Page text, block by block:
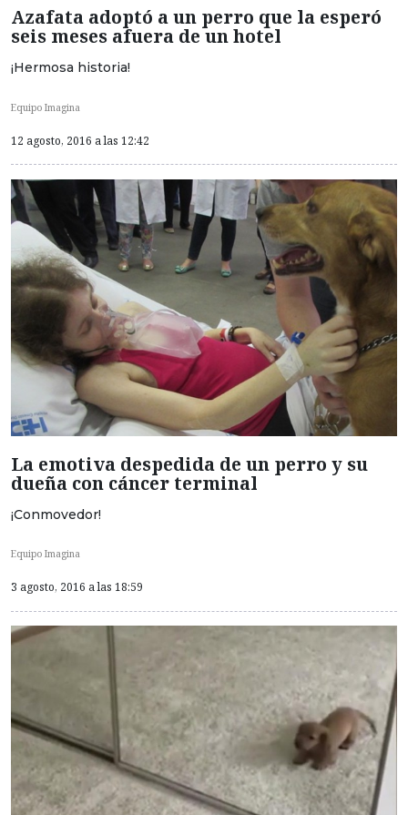
Azafata adoptó a un perro que la esperó
seis meses afuera de un hotel
¡Hermosa historia!
Equipo Imagina
12 agosto, 2016 a las 12:42
La emotiva despedida de un perro y su
dueña con cáncer terminal
¡Conmovedor!
Equipo Imagina
3 agosto, 2016 a las 18:59